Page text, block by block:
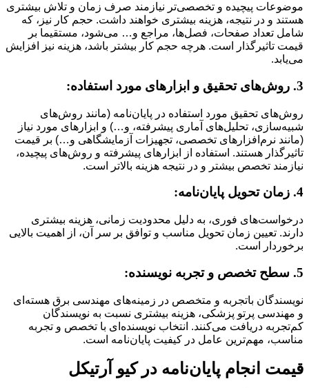
موضوعات پیچیده و تخصصی‌تر نیازمند صرف زمان و تلاش بیشتری
هستند و در نتیجه، هزینه بیشتری خواهند داشت. حجم کار نیز، که
شامل تعداد صفحات، فصل‌ها، مراجع و… می‌شود، مستقیما بر
قیمت تاثیرگذار است. هرچه حجم کار بیشتر باشد، هزینه نیز افزایش
می‌یابد.
3. روش‌های تحقیق و ابزارهای مورد استفاده:
روش‌های تحقیق مورد استفاده در پایان‌نامه (مانند روش‌های
شبیه‌سازی، تحلیل‌های آماری پیشرفته، و…) و ابزارهای مورد نیاز
(مانند نرم‌افزارهای تخصصی، تجهیزات آزمایشگاهی و…) بر قیمت
تاثیرگذار هستند. استفاده از ابزارهای پیشرفته و روش‌های پیچیده،
نیازمند تخصص بیشتر و در نتیجه هزینه بالاتر است.
4. زمان تحویل پایان‌نامه:
درخواست‌های فوری، به دلیل محدودیت زمانی، هزینه بیشتری
دارند. تعیین زمان تحویل مناسب و توافق بر سر آن، از اهمیت بالایی
برخوردار است.
5. سطح تخصص و تجربه نویسنده:
نویسندگان باتجربه و متخصص در زمینه‌های مهندسی برق هسته‌ای
و مهندسی پرتو پزشکی، هزینه بیشتری نسبت به نویسندگان
کم‌تجربه دریافت می‌کنند. انتخاب نویسنده‌ای با تخصص و تجربه
مناسب، مهم‌ترین عامل در کیفیت پایان‌نامه است.
قیمت انجام پایان‌نامه در کیو آرتیکل